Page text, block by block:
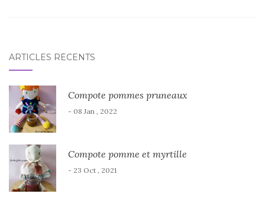
ARTICLES RÉCENTS
Compote pommes pruneaux
- 08 Jan , 2022
Compote pomme et myrtille
- 23 Oct , 2021